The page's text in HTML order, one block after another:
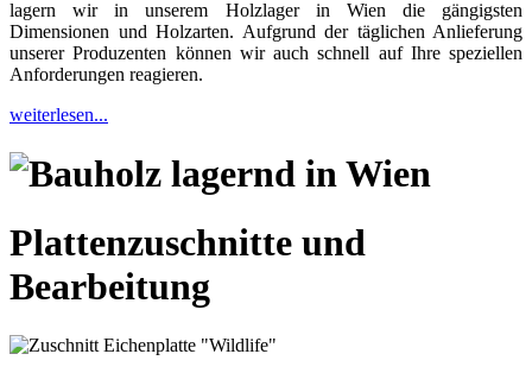
lagern wir in unserem Holzlager in Wien die gängigsten
Dimensionen und Holzarten. Aufgrund der täglichen Anlieferung
unserer Produzenten können wir auch schnell auf Ihre speziellen
Anforderungen reagieren.
weiterlesen...
Plattenzuschnitte und
Bearbeitung